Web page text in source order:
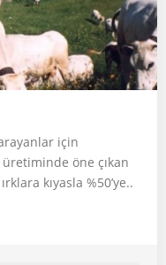
için
öne çıkan
kıyasla %50’ye..